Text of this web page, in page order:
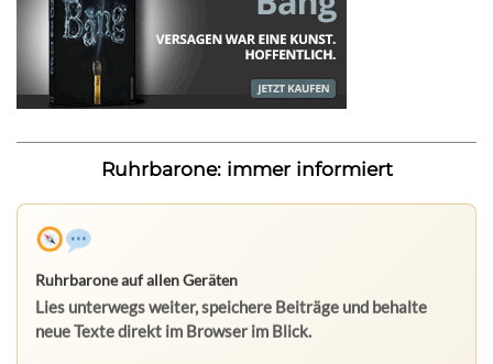
Ruhrbarone: immer informiert